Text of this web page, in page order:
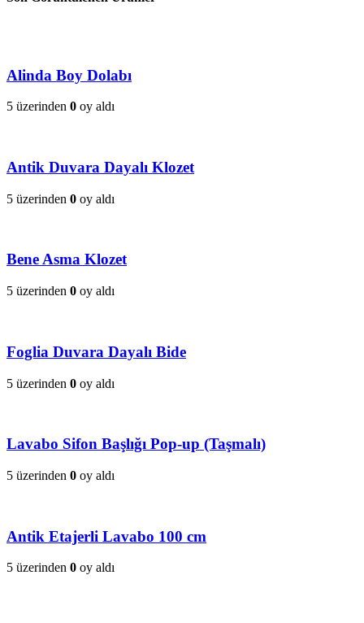
Alinda Boy Dolabı
5 üzerinden 0 oy aldı
Antik Duvara Dayalı Klozet
5 üzerinden 0 oy aldı
Bene Asma Klozet
5 üzerinden 0 oy aldı
Foglia Duvara Dayalı Bide
5 üzerinden 0 oy aldı
Lavabo Sifon Başlığı Pop-up (Taşmalı)
5 üzerinden 0 oy aldı
Antik Etajerli Lavabo 100 cm
5 üzerinden 0 oy aldı